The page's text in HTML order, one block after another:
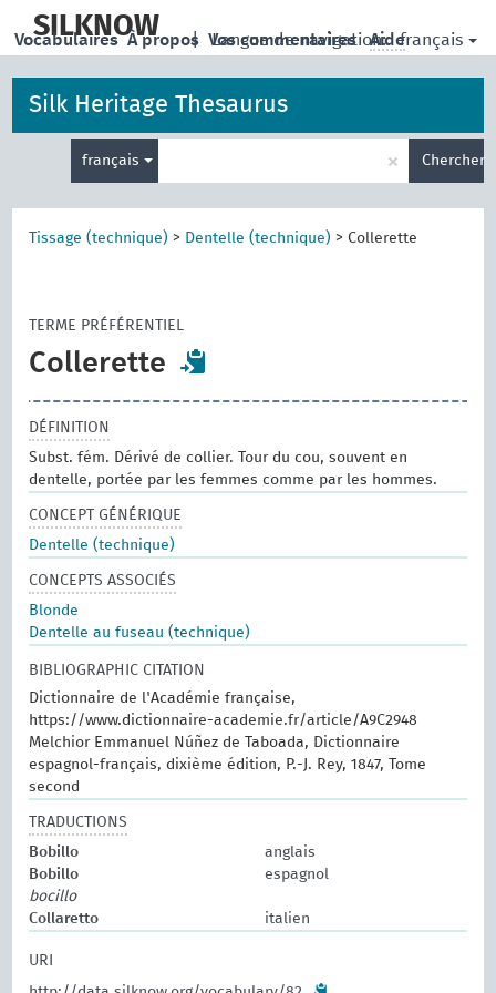
main
SILKNOW | Langue de navigation: français
Vocabulaires À propos Vos commentaires Aide
Silk Heritage Thesaurus
français
de
recherche
× Chercher
Tissage (technique) > Dentelle (technique) > Collerette
TERME PRÉFÉRENTIEL
Collerette
DÉFINITION
Subst. fém. Dérivé de collier. Tour du cou, souvent en
dentelle, portée par les femmes comme par les hommes.
CONCEPT GÉNÉRIQUE
Dentelle (technique)
CONCEPTS ASSOCIÉS
Blonde
Dentelle au fuseau (technique)
BIBLIOGRAPHIC CITATION
Dictionnaire de l'Académie française,
https://www.dictionnaire-academie.fr/article/A9C2948
Melchior Emmanuel Núñez de Taboada, Dictionnaire
espagnol-français, dixième édition, P.-J. Rey, 1847, Tome
second
TRADUCTIONS
Bobillo
anglais
Bobillo
espagnol
bocillo
Collaretto
italien
URI